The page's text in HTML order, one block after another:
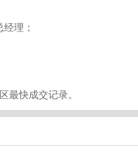
理；
最快成交记录。